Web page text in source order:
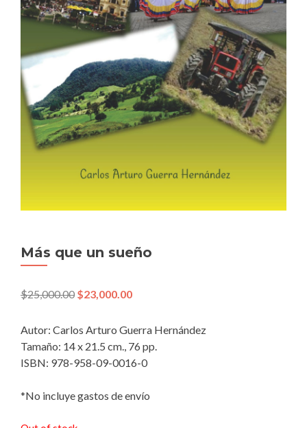
Más que un sueño
$25,000.00 $23,000.00
Autor: Carlos Arturo Guerra Hernández
Tamaño: 14 x 21.5 cm., 76 pp.
ISBN: 978-958-09-0016-0
*No incluye gastos de envío